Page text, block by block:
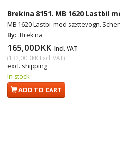
Brekina 8151. MB 1620 Lastbil
MB 1620 Lastbil med sættevogn.
By: Brekina
165,00DKK Incl. VAT
(132,00DKK Excl. VAT)
excl. shipping
In stock
ADD TO CART